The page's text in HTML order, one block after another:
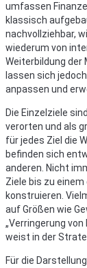
umfassen
klassisch
nachvollziehbar,
wiederum von
Weiterbildung der
lassen sich
anpassen und
Die Einzelziele
verorten und als
für jedes Ziel die
befinden sich
anderen. Nicht
Ziele bis zu
konstruieren.
auf Größen wie
„Verringerung
weist in der
Für die